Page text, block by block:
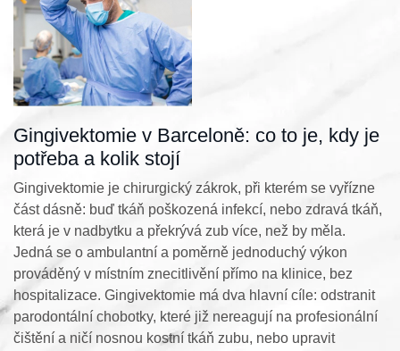
Gingivektomie v Barceloně: co to je, kdy je
potřeba a kolik stojí
Gingivektomie je chirurgický zákrok, při kterém se vyřízne
část dásně: buď tkáň poškozená infekcí, nebo zdravá tkáň,
která je v nadbytku a překrývá zub více, než by měla.
Jedná se o ambulantní a poměrně jednoduchý výkon
prováděný v místním znecitlivění přímo na klinice, bez
hospitalizace. Gingivektomie má dva hlavní cíle: odstranit
parodontální chobotky, které již nereagují na profesionální
čištění a ničí nosnou kostní tkáň zubu, nebo upravit